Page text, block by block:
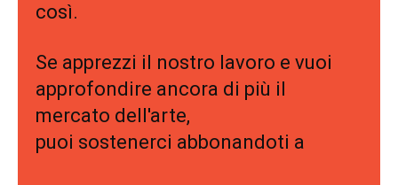
così.
Se apprezzi il nostro lavoro e vuoi
approfondire ancora di più il
mercato dell'arte,
puoi sostenerci abbonandoti a